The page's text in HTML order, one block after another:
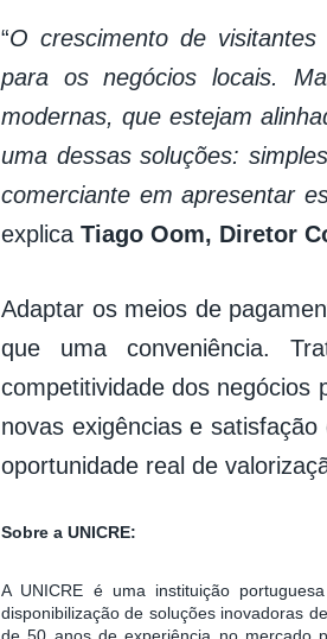
“O crescimento de
para os negócios locais.
modernas, que estejam
uma dessas soluções:
comerciante em apresentar
explica Tiago Oom, Diretor
Adaptar os meios de
que uma conveniência.
competitividade dos negócios
novas exigências e
oportunidade real de
Sobre a UNICRE:
A UNICRE é uma instituição
disponibilização de soluções inovadoras